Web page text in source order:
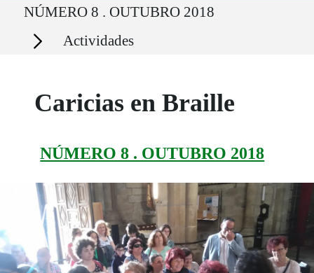
NÚMERO 8 . OUTUBRO 2018
Secciones Actividades
Caricias en Braille
NÚMERO 8 . OUTUBRO 2018